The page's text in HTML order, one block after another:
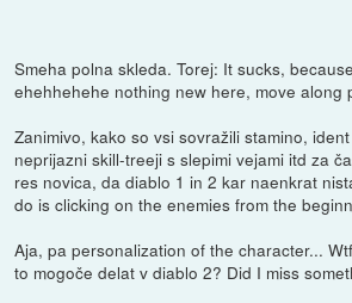
Smeha polna skleda. Torej: It sucks,
ehehhehehe nothing new here, move along
Zanimivo, kako so vsi sovražili stamino,
neprijazni skill-treeji s slepimi vejami itd za
res novica, da diablo 1 in 2 kar naenkrat
do is clicking on the enemies from the
Aja, pa personalization of the character...
to mogoče delat v diablo 2? Did I miss